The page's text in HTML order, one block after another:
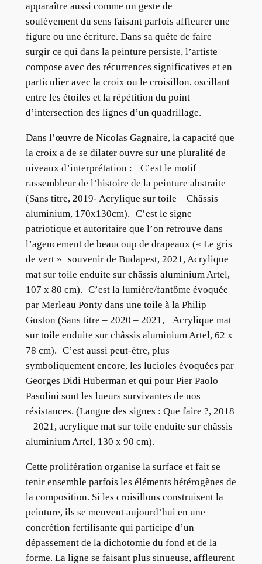
apparaître aussi comme un geste de
soulèvement du sens faisant parfois affleurer une
figure ou une écriture. Dans sa quête de faire
surgir ce qui dans la peinture persiste, l’artiste
compose avec des récurrences significatives et en
particulier avec la croix ou le croisillon, oscillant
entre les étoiles et la répétition du point
d’intersection des lignes d’un quadrillage.
Dans l’œuvre de Nicolas Gagnaire, la capacité que
la croix a de se dilater ouvre sur une pluralité de
niveaux d’interprétation : C’est le motif
rassembleur de l’histoire de la peinture abstraite
(Sans titre, 2019- Acrylique sur toile – Châssis
aluminium, 170x130cm). C’est le signe
patriotique et autoritaire que l’on retrouve dans
l’agencement de beaucoup de drapeaux (« Le gris
de vert » souvenir de Budapest, 2021, Acrylique
mat sur toile enduite sur châssis aluminium Artel,
107 x 80 cm). C’est la lumière/fantôme évoquée
par Merleau Ponty dans une toile à la Philip
Guston (Sans titre – 2020 – 2021, Acrylique mat
sur toile enduite sur châssis aluminium Artel, 62 x
78 cm). C’est aussi peut-être, plus
symboliquement encore, les lucioles évoquées par
Georges Didi Huberman et qui pour Pier Paolo
Pasolini sont les lueurs survivantes de nos
résistances. (Langue des signes : Que faire ?, 2018
– 2021, acrylique mat sur toile enduite sur châssis
aluminium Artel, 130 x 90 cm).
Cette prolifération organise la surface et fait se
tenir ensemble parfois les éléments hétérogènes de
la composition. Si les croisillons construisent la
peinture, ils se meuvent aujourd’hui en une
concrétion fertilisante qui participe d’un
dépassement de la dichotomie du fond et de la
forme. La ligne se faisant plus sinueuse, affleurent